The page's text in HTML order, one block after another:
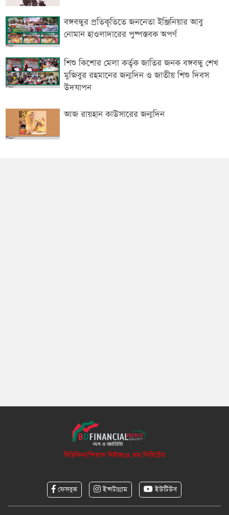
বঙ্গবন্ধুর প্রতিকৃতিতে জননেতা ইঞ্জিনিয়ার আবু
নোমান হাওলাদারের পুষ্পস্তবক অপর্ণ
শিশু কিশোর মেলা কর্তৃক জাতির জনক বঙ্গবন্ধু শেখ
মুজিবুর রহমানের জন্মদিন ও জাতীয় শিশু দিবস
উদযাপন
আজ রায়হান কাউসারের জন্মদিন
বিডিফিন্যান্সিয়াল নিউজ২৪.কম লিমিটেড
ফেসবুক ইন্সটাগ্রাম ইউটিউব